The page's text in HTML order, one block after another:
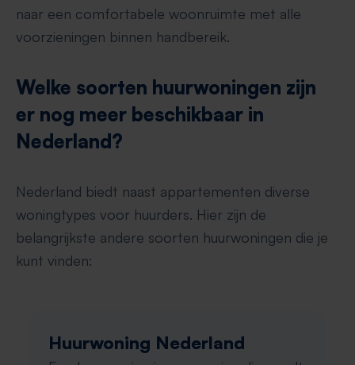
naar een comfortabele woonruimte met alle
voorzieningen binnen handbereik.
Welke soorten huurwoningen zijn
er nog meer beschikbaar in
Nederland?
Nederland biedt naast appartementen diverse
woningtypes voor huurders. Hier zijn de
belangrijkste andere soorten huurwoningen die je
kunt vinden:
Huurwoning Nederland